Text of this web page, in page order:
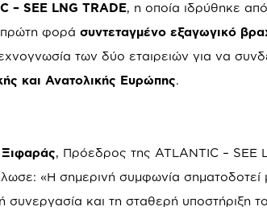
– SEE LNG TRADE, η οποία ιδρύθηκε
πρώτη φοράσυντεταγμένο εξαγωγικό
των δύο εταιρειών για να
και Ανατολικής Ευρώπης.
, Πρόεδρος της ATLANTIC – SEE
«Η σημερινή συμφωνία σηματοδοτεί
συνεργασία και τη σταθερή υποστήριξη